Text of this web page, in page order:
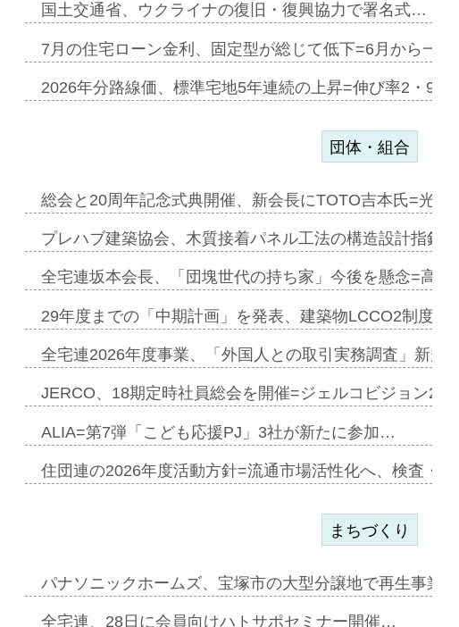
発で初協業=お互…
どりのコリビング…
価値のある2階建…
国土交通省、ウクライナの復旧・復興協力で署名式…
7月の住宅ローン金利、固定型が総じて低下=6月から一
2026年分路線価、標準宅地5年連続の上昇=伸び率2・
=Nature…
安全性追加=リンナ…
は増収見込む=…
…
働開発開始=三協…
が新築分譲M専用…
団体・組合
総会と20周年記念式典開催、新会長にTOTO吉本氏=光
プレハブ建築協会、木質接着パネル工法の構造設計指針
全宅連坂本会長、「団塊世代の持ち家」今後を懸念=高
29年度までの「中期計画」を発表、建築物LCCO2制度
全宅連2026年度事業、「外国人との取引実務調査」新規
JERCO、18期定時社員総会を開催=ジェルコビジョン
ALIA=第7弾「こども応援PJ」3社が新たに参加…
住団連の2026年度活動方針=流通市場活性化へ、検査・
分に進まず=「物…
1%上昇…
まちづくり
パナソニックホームズ、宝塚市の大型分譲地で再生事業
全宅連、28日に会員向けハトサポセミナー開催…